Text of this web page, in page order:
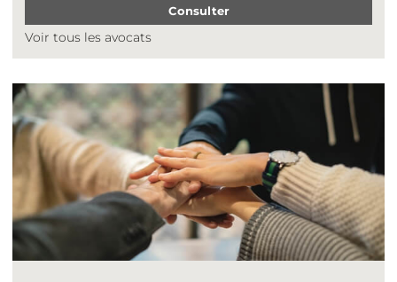
Consulter
Voir tous les avocats